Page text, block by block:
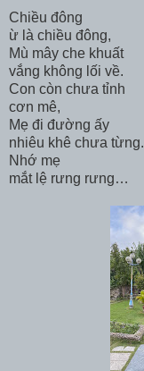
Chiều đông
ừ là chiều đông,
Mù mây che khuất
vắng không lối về.
Con còn chưa tỉnh
cơn mê,
Mẹ đi đường ấy
nhiêu khê chưa từng.
Nhớ mẹ
mắt lệ rưng rưng…